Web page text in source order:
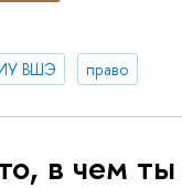
ВШЭ
право
в чем